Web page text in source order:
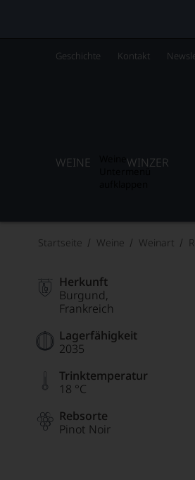
Geschichte Kontakt
WEINE WINZER
Startseite Weine Weinart
Herkunft
Burgund
Frankreich
Lagerfähigkeit
2035
Trinktemperatur
18 °C
Rebsorte
Pinot Noir